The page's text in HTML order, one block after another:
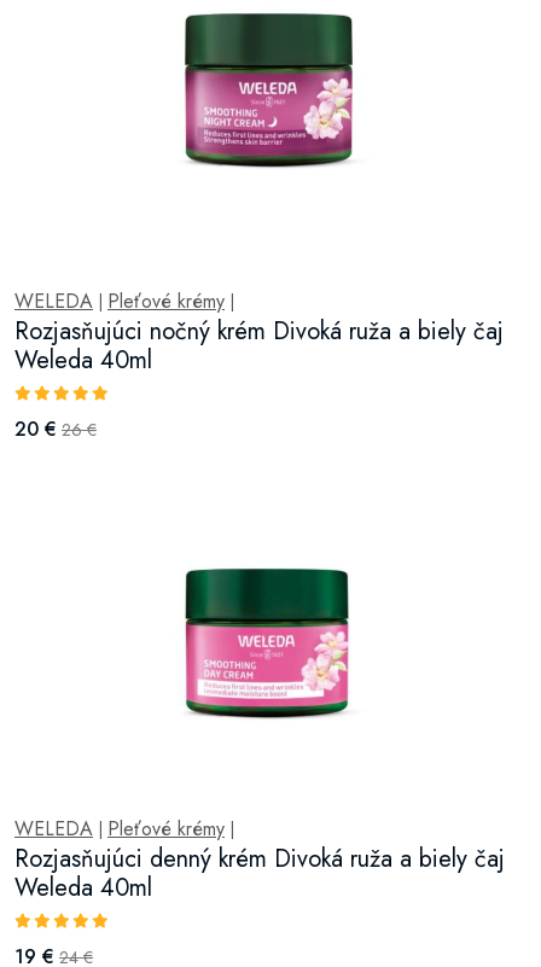
WELEDA | Pleťové krémy |
Rozjasňujúci nočný krém Divoká ruža a biely čaj
Weleda 40ml
20 € 26 €
WELEDA | Pleťové krémy |
Rozjasňujúci denný krém Divoká ruža a biely čaj
Weleda 40ml
19 € 24 €